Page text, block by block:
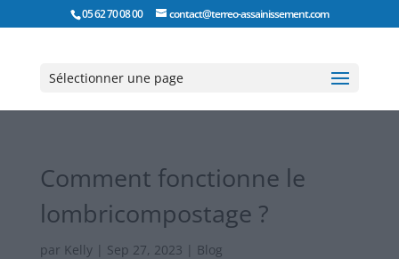
05 62 70 08 00 contact@terreo-assainissement.com
Sélectionner une page
Comment fonctionne le
lombricompostage ?
par Kelly| Sep 27, 2023 | Blog